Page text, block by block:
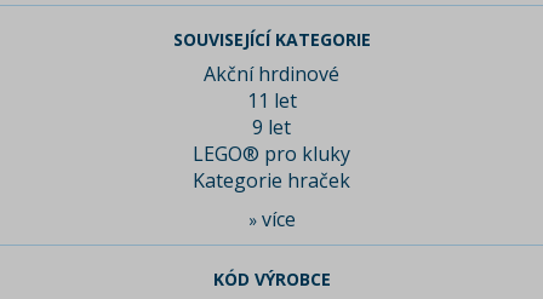
SOUVISEJÍCÍ KATEGORIE
Akční hrdinové
11 let
9 let
LEGO® pro kluky
Kategorie hraček
» více
KÓD VÝROBCE